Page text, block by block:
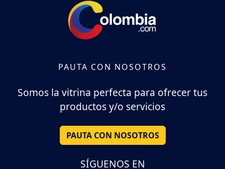
PAUTA CON NOSOTROS
Somos la vitrina perfecta para ofrecer tus
productos y/o servicios
PAUTA CON NOSOTROS
SÍGUENOS EN